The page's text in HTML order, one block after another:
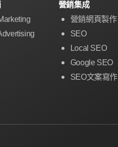
營銷集成
營銷網頁製作
SEO
Local SEO
Google SEO
SEO文案寫作